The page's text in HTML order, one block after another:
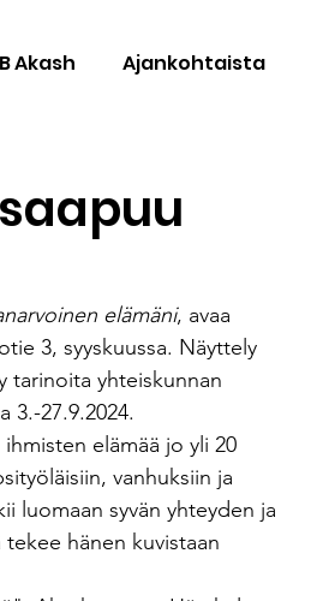
Akash Ajankohtaista
elämäni, avaa
3, syyskuussa. Näyttely
tarinoita yhteiskunnan
3.-27.9.2024.
elämää jo yli 20
vanhuksiin ja
luomaan syvän yhteyden ja
hänen kuvistaan